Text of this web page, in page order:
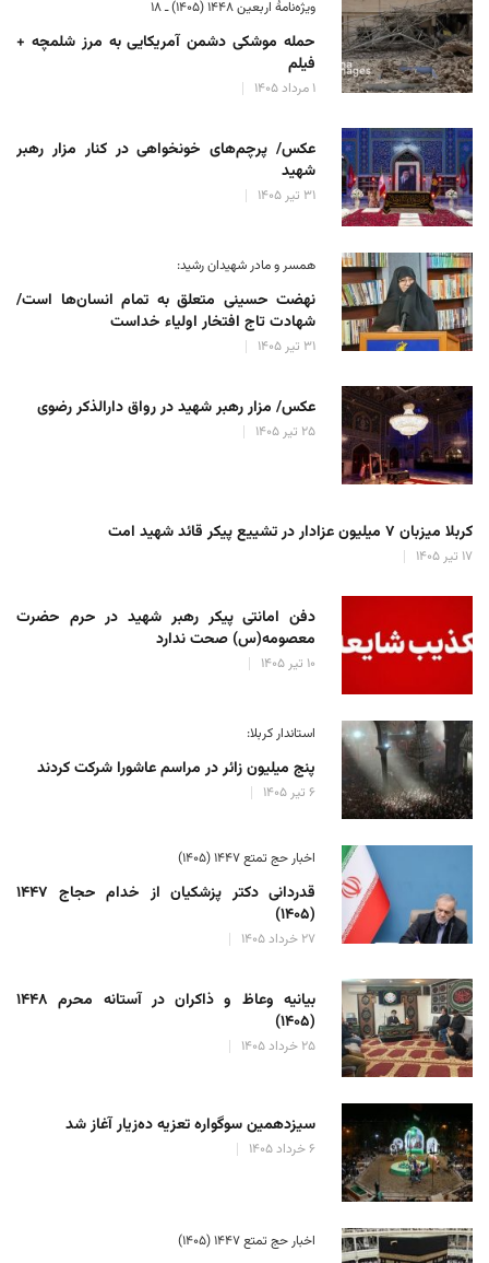
ویژه‌نامهٔ اربعین ۱۴۴۸ (۱۴۰۵) ـ ۱۸
حمله موشکی دشمن آمریکایی به مرز شلمچه +
فیلم
۱ مرداد ۱۴۰۵
عکس/ پرچم‌های خونخواهی در کنار مزار رهبر
شهید
۳۱ تیر ۱۴۰۵
همسر و مادر شهیدان رشید:
نهضت حسینی متعلق به تمام انسان‌ها است/
شهادت تاج افتخار اولیاء خداست
۳۱ تیر ۱۴۰۵
عکس/ مزار رهبر شهید در رواق دارالذکر رضوی
۲۵ تیر ۱۴۰۵
کربلا میزبان ۷ میلیون عزادار در تشییع پیکر قائد شهید امت
۱۷ تیر ۱۴۰۵
دفن امانتی پیکر رهبر شهید در حرم حضرت
معصومه(س) صحت ندارد
۱۰ تیر ۱۴۰۵
استاندار کربلا:
پنج میلیون زائر در مراسم عاشورا شرکت کردند
۶ تیر ۱۴۰۵
اخبار حج تمتع ۱۴۴۷ (۱۴۰۵)
قدردانی دکتر پزشکیان از خدام حجاج ۱۴۴۷
(۱۴۰۵)
۲۷ خرداد ۱۴۰۵
بیانیه وعاظ و ذاکران در آستانه محرم ۱۴۴۸
(۱۴۰۵)
۲۵ خرداد ۱۴۰۵
سیزدهمین سوگواره تعزیه ده‌زیار آغاز شد
۶ خرداد ۱۴۰۵
اخبار حج تمتع ۱۴۴۷ (۱۴۰۵)